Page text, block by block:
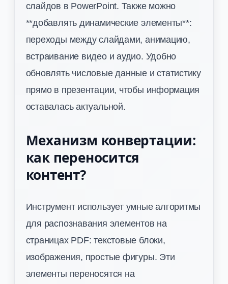
слайдов в PowerPoint. Также можно
**добавлять динамические элементы**:
переходы между слайдами, анимацию,
встраивание видео и аудио. Удобно
обновлять числовые данные и статистику
прямо в презентации, чтобы информация
оставалась актуальной.
Механизм конвертации:
как переносится
контент?
Инструмент использует умные алгоритмы
для распознавания элементов на
страницах PDF: текстовые блоки,
изображения, простые фигуры. Эти
элементы переносятся на